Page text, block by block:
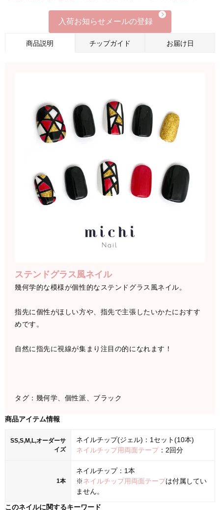
入荷お知らせメールの登録
商品説明 チップガイド お届け日
ステンドグラス風ネイル
幾何学的な模様が個性的なステンドグラス風ネイル。
指先に個性がほしい方や、指先で主張したいかたにおすす
めです。
自然に指先に視線が集まり注目の的になれます！
タグ：幾何学、個性派、ブラック
商品アイテム情報
SS,S,M,L,オーダーサ
イズ
ネイルチップ(ジェル)：1セット(10本)
ネイルチップ用両面テープ：2回分
1本
ネイルチップ：1本
※ネイルチップ用両面テープは付属してい
ません。
このネイルに関するキーワード